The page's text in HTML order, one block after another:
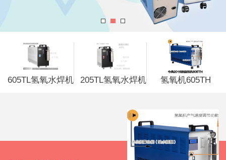
605TL氢氧水焊机 205TL氢氧水焊机 氢氧机605TH